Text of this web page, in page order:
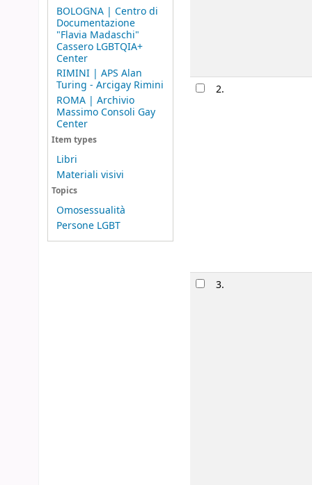
BOLOGNA | Centro di
Documentazione
"Flavia Madaschi"
Cassero LGBTQIA+
Center
RIMINI | APS Alan
Turing - Arcigay Rimini
ROMA | Archivio
Massimo Consoli Gay
Center
Item types
Libri
Materiali visivi
Topics
Omosessualità
Persone LGBT
2.
3.